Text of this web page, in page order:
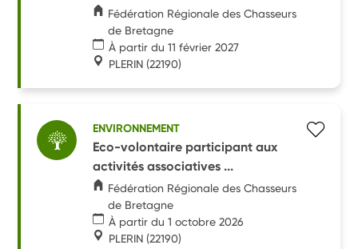
Fédération Régionale des Chasseurs
de Bretagne
À partir du 11 février 2027
PLERIN (22190)
ENVIRONNEMENT
Eco-volontaire participant aux
activités associatives ...
Fédération Régionale des Chasseurs
de Bretagne
À partir du 1 octobre 2026
PLERIN (22190)